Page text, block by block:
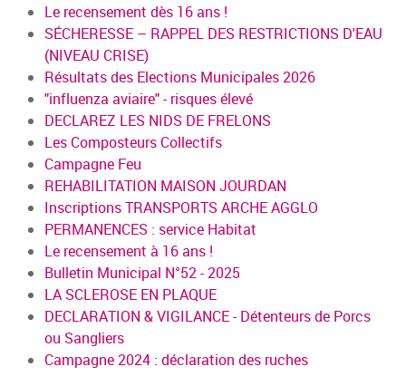
Le recensement dès 16 ans !
SÉCHERESSE – RAPPEL DES RESTRICTIONS D'EAU
(NIVEAU CRISE)
Résultats des Elections Municipales 2026
"influenza aviaire" - risques élevé
DECLAREZ LES NIDS DE FRELONS
Les Composteurs Collectifs
Campagne Feu
REHABILITATION MAISON JOURDAN
Inscriptions TRANSPORTS ARCHE AGGLO
PERMANENCES : service Habitat
Le recensement à 16 ans !
Bulletin Municipal N°52 - 2025
LA SCLEROSE EN PLAQUE
DECLARATION & VIGILANCE - Détenteurs de Porcs
ou Sangliers
Campagne 2024 : déclaration des ruches